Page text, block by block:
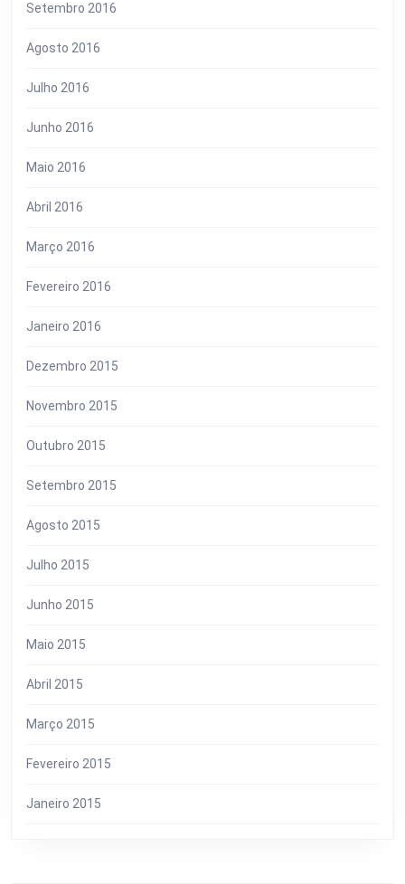
Setembro 2016
Agosto 2016
Julho 2016
Junho 2016
Maio 2016
Abril 2016
Março 2016
Fevereiro 2016
Janeiro 2016
Dezembro 2015
Novembro 2015
Outubro 2015
Setembro 2015
Agosto 2015
Julho 2015
Junho 2015
Maio 2015
Abril 2015
Março 2015
Fevereiro 2015
Janeiro 2015